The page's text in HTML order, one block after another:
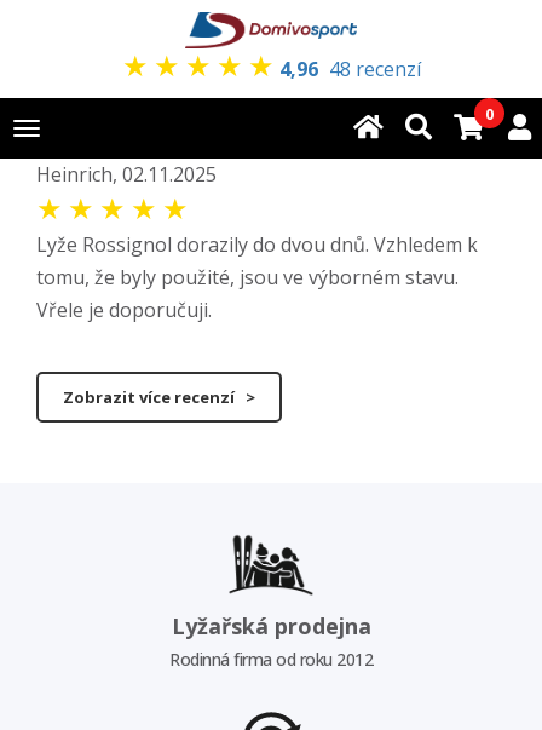
★ ★ ★ ★ ★ 4,96 48 recenzí
Toggle
navigation
0
Heinrich, 02.11.2025
★ ★ ★ ★ ★
Lyže Rossignol dorazily do dvou dnů. Vzhledem k
tomu, že byly použité, jsou ve výborném stavu.
Vřele je doporučuji.
Zobrazit více recenzí >
Lyžařská prodejna
Rodinná firma od roku 2012